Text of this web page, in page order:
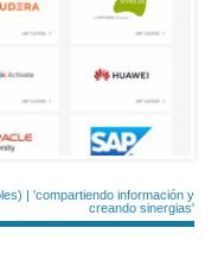
| 'compartiendo información y
creando sinergias'